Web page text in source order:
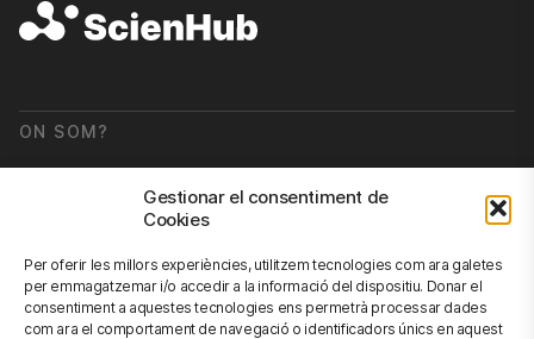
Gestionar el consentiment de
Cookies
Per oferir les millors experiències, utilitzem tecnologies com ara galetes
per emmagatzemar i/o accedir a la informació del dispositiu. Donar el
consentiment a aquestes tecnologies ens permetrà processar dades
com ara el comportament de navegació o identificadors únics en aquest
ON SOM?
08916 Badalona,
NEWSLETTER